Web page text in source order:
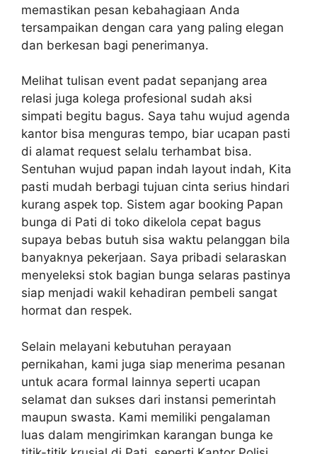
memastikan pesan kebahagiaan Anda
tersampaikan dengan cara yang paling elegan
dan berkesan bagi penerimanya.
Melihat tulisan event padat sepanjang area
relasi juga kolega profesional sudah aksi
simpati begitu bagus. Saya tahu wujud agenda
kantor bisa menguras tempo, biar ucapan pasti
di alamat request selalu terhambat bisa.
Sentuhan wujud papan indah layout indah, Kita
pasti mudah berbagi tujuan cinta serius hindari
kurang aspek top. Sistem agar booking Papan
bunga di Pati di toko dikelola cepat bagus
supaya bebas butuh sisa waktu pelanggan bila
banyaknya pekerjaan. Saya pribadi selaraskan
menyeleksi stok bagian bunga selaras pastinya
siap menjadi wakil kehadiran pembeli sangat
hormat dan respek.
Selain melayani kebutuhan perayaan
pernikahan, kami juga siap menerima pesanan
untuk acara formal lainnya seperti ucapan
selamat dan sukses dari instansi pemerintah
maupun swasta. Kami memiliki pengalaman
luas dalam mengirimkan karangan bunga ke